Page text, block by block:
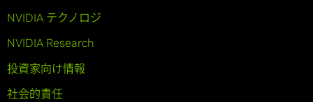
NVIDIA テクノロジ
NVIDIA Research
投資家向け情報
社会的責任